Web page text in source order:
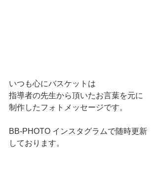
いつも心にバスケットは
指導者の先生から頂いたお言葉を元に
制作したフォトメッセージです。
BB-PHOTO インスタグラムで随時更新
しております。